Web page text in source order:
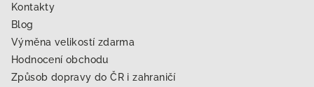
Kontakty
Blog
Výměna velikostí zdarma
Hodnocení obchodu
Způsob dopravy do ČR i zahraničí